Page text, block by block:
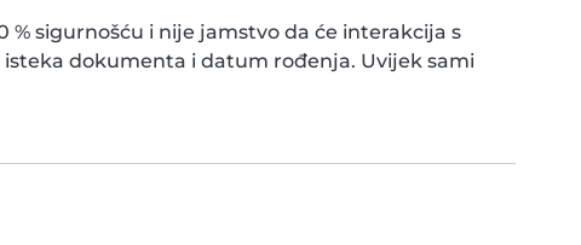
sigurnošću i nije jamstvo da će interakcija s
dokumenta i datum rođenja. Uvijek sami